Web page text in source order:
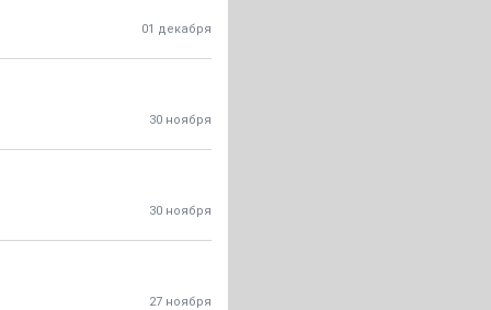
01 декабря
30 ноября
30 ноября
27 ноября